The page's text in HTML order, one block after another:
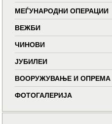
МЕЃУНАРОДНИ ОПЕРАЦИИ
ВЕЖБИ
ЧИНОВИ
ЈУБИЛЕИ
ВООРУЖУВАЊЕ И ОПРЕМА
ФОТОГАЛЕРИЈА